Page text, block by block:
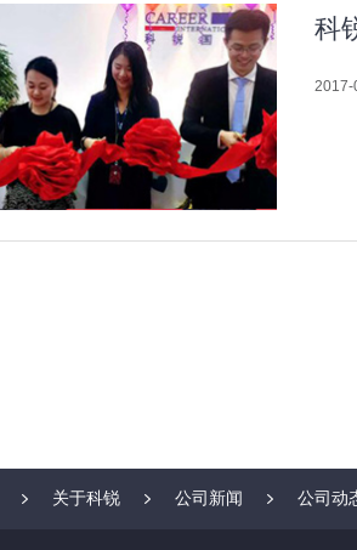
科
2017-
关于科锐 公司新闻 公司动